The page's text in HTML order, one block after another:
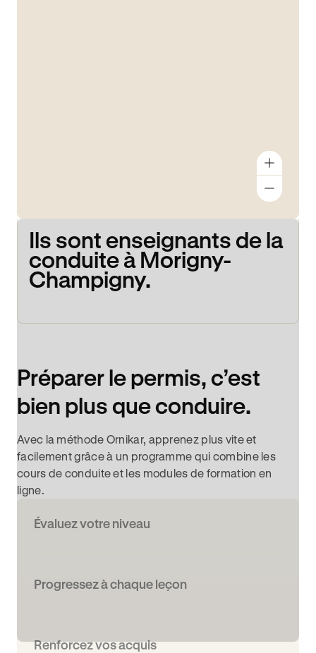
Ils sont enseignants de la
conduite à Morigny-
Champigny.
Préparer le permis, c’est
bien plus que conduire.
Avec la méthode Ornikar, apprenez plus vite et
facilement grâce à un programme qui combine les
cours de conduite et les modules de formation en
ligne.
Évaluez votre niveau
Progressez à chaque leçon
Renforcez vos acquis